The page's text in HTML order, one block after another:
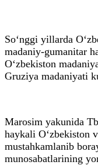
So‘nggi yillarda
madaniy-gumanitar
O‘zbekiston
Gruziya madaniyati
Marosim yakunida
haykali O‘zbekiston
mustahkamlanib
munosabatlarining